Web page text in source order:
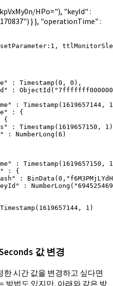
HPo="), "keyId" :
} }, "operationTime" :
: Timestamp(0, 0),
:
: Timestamp(1619657144,
: {
{
: Timestamp(1619657150,
: NumberLong(6)
: Timestamp(1619657150,
: {
:
:
1)
값 변경
시간 값을 변경하고 싶다면
방법도 있지만, 아래와 같은 방